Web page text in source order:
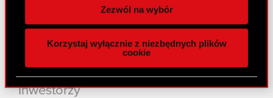
funkcje społecznościowe i analizować ruch w
naszej witrynie. Informacje o tym, jak korzystasz
z naszej witryny, udostępniamy partnerom
Partnerzy mogą połączyć te informacje z innymi
danymi otrzymanymi od Ciebie lub uzyskanymi
Zezwól na wybór
Korzystaj wyłącznie z niezbędnych plików
cookie
O CD PROJEKT
Grupa Kapitałowa
Nasz biznes
Inwestorzy